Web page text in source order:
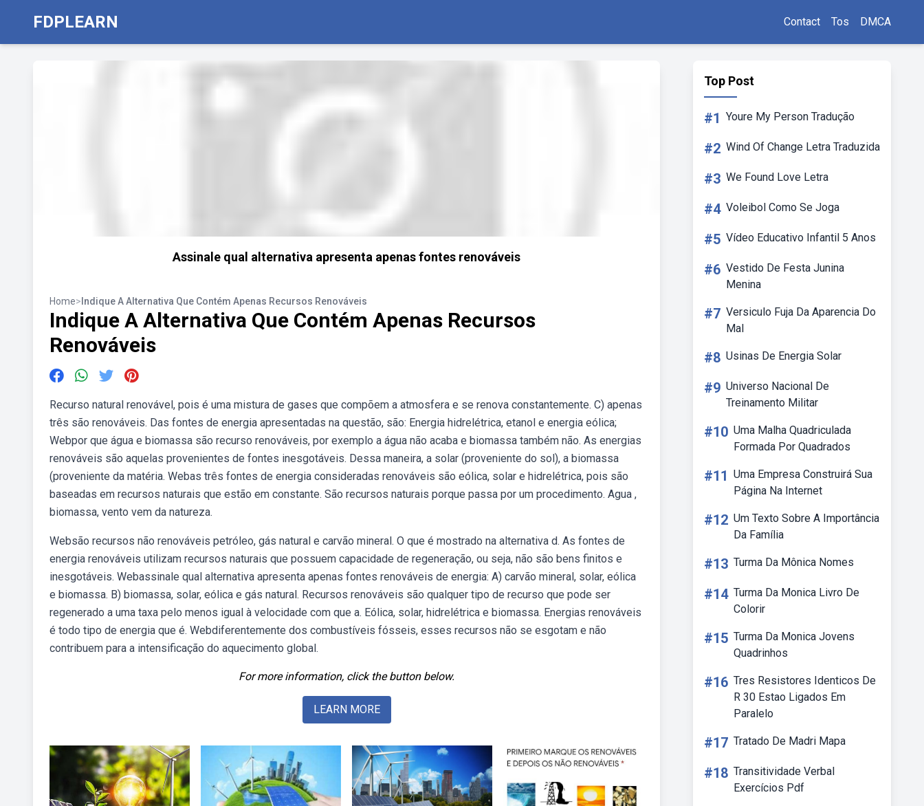
FDPLEARN Contact Tos DMCA
Assinale qual alternativa apresenta apenas fontes renováveis
Home> Indique A Alternativa Que Contém Apenas Recursos Renováveis
Indique A Alternativa Que Contém Apenas Recursos
Renováveis
Recurso natural renovável, pois é uma mistura de gases que compõem a atmosfera e se renova constantemente. C) apenas
três são renováveis. Das fontes de energia apresentadas na questão, são: Energia hidrelétrica, etanol e energia eólica;
Webpor que água e biomassa são recurso renováveis, por exemplo a água não acaba e biomassa também não. As energias
renováveis são aquelas provenientes de fontes inesgotáveis. Dessa maneira, a solar (proveniente do sol), a biomassa
(proveniente da matéria. Webas três fontes de energia consideradas renováveis são eólica, solar e hidrelétrica, pois são
baseadas em recursos naturais que estão em constante. São recursos naturais porque passa por um procedimento. Agua ,
biomassa, vento vem da natureza.
Websão recursos não renováveis petróleo, gás natural e carvão mineral. O que é mostrado na alternativa d. As fontes de
energia renováveis utilizam recursos naturais que possuem capacidade de regeneração, ou seja, não são bens finitos e
inesgotáveis. Webassinale qual alternativa apresenta apenas fontes renováveis de energia: A) carvão mineral, solar, eólica
e biomassa. B) biomassa, solar, eólica e gás natural. Recursos renováveis são qualquer tipo de recurso que pode ser
regenerado a uma taxa pelo menos igual à velocidade com que a. Eólica, solar, hidrelétrica e biomassa. Energias renováveis
é todo tipo de energia que é. Webdiferentemente dos combustíveis fósseis, esses recursos não se esgotam e não
contribuem para a intensificação do aquecimento global.
For more information, click the button below.
LEARN MORE
Top Post
#1 Youre My Person Tradução
#2 Wind Of Change Letra Traduzida
#3 We Found Love Letra
#4 Voleibol Como Se Joga
#5 Vídeo Educativo Infantil 5 Anos
#6 Vestido De Festa Junina
Menina
#7 Versiculo Fuja Da Aparencia Do
Mal
#8 Usinas De Energia Solar
#9 Universo Nacional De
Treinamento Militar
#10 Uma Malha Quadriculada
Formada Por Quadrados
#11 Uma Empresa Construirá Sua
Página Na Internet
#12 Um Texto Sobre A Importância
Da Família
#13 Turma Da Mônica Nomes
#14 Turma Da Monica Livro De
Colorir
#15 Turma Da Monica Jovens
Quadrinhos
#16 Tres Resistores Identicos De
R 30 Estao Ligados Em
Paralelo
#17 Tratado De Madri Mapa
#18 Transitividade Verbal
Exercícios Pdf